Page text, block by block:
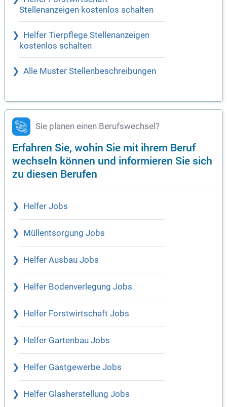
Stellenanzeigen kostenlos schalten
Helfer Tierpflege Stellenanzeigen
kostenlos schalten
Alle Muster Stellenbeschreibungen
Sie planen einen Berufswechsel?
Erfahren Sie, wohin Sie mit ihrem Beruf
wechseln können und informieren Sie sich
zu diesen Berufen
Helfer Jobs
Müllentsorgung Jobs
Helfer Ausbau Jobs
Helfer Bodenverlegung Jobs
Helfer Forstwirtschaft Jobs
Helfer Gartenbau Jobs
Helfer Gastgewerbe Jobs
Helfer Glasherstellung Jobs